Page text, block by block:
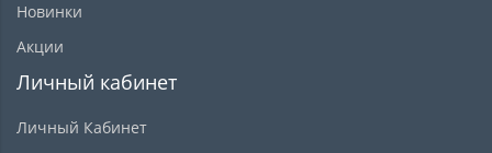
Новинки
Акции
Личный кабинет
Личный Кабинет